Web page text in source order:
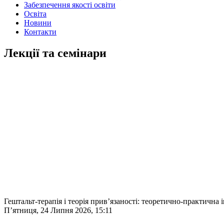
Забезпечення якості освіти
Освіта
Новини
Контакти
Лекції та семінари
Гештальт-терапія і теорія прив’язаності: теоретично-практична
П’ятниця, 24 Липня 2026, 15:11